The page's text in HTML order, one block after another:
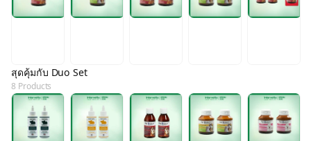
สุดคุ้มกับ Duo Set
8 Products